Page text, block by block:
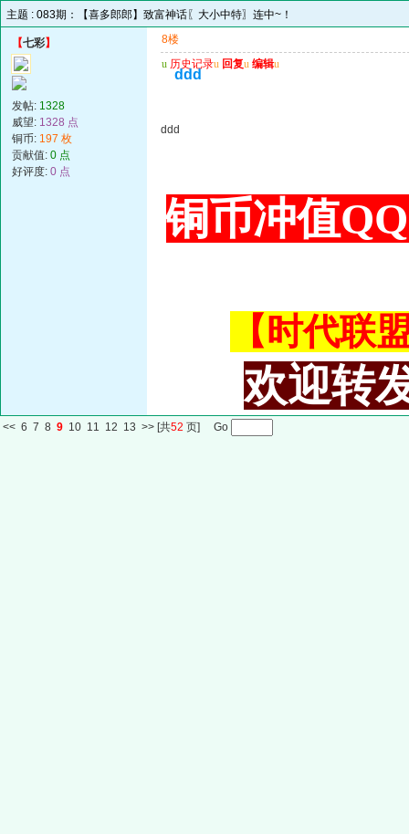
主题 : 083期：【喜多郎郎】致富神话〖大小中特〗连中~！
【七彩】
发帖: 1328
威望: 1328 点
铜币: 197 枚
贡献值: 0 点
好评度: 0 点
8楼
u 历史记录u 回复u 编辑u
ddd
ddd
铜币冲值
【时代联
欢迎转
<< 6 7 8 9 10 11 12 13 >> [共52 页] Go